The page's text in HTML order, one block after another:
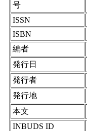
号
ISSN
ISBN
編者
発行日
発行者
発行地
本文
INBUDS ID